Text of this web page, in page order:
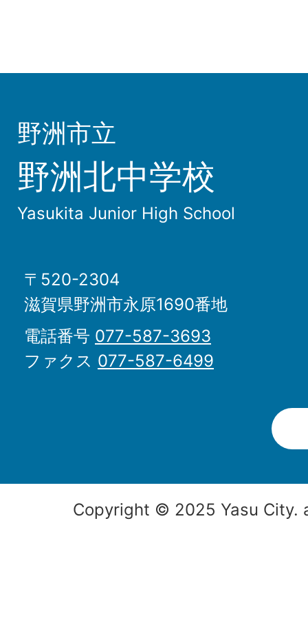
野洲市立
野洲北中学校
Yasukita Junior High School
〒520-2304
滋賀県野洲市永原1690番地
電話番号 077-587-3693
ファクス 077-587-6499
Copyright © 2025 Yasu City.